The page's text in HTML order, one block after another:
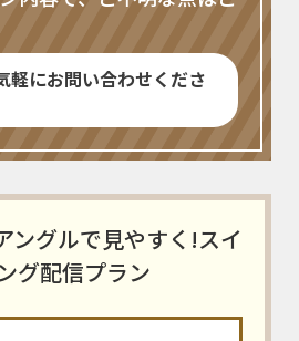
軽にお問い合わせくださ
ングルで見やすく!スイ
グ配信プラン